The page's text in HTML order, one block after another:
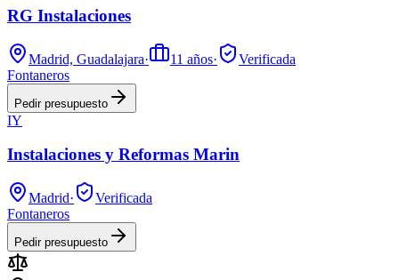
RG Instalaciones
Madrid, Guadalajara· 11 años·
Verificada
Fontaneros
Pedir presupuesto
IY
Instalaciones y Reformas Marin
Madrid·
Verificada
Fontaneros
Pedir presupuesto